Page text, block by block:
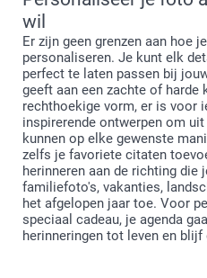
wil
Er zijn geen grenzen aan hoe
personaliseren. Je kunt elk
perfect te laten passen bij
geeft aan een zachte of harde
rechthoekige vorm, er is voor
inspirerende ontwerpen om
kunnen op elke gewenste
zelfs je favoriete citaten
herinneren aan de richting
familiefoto's, vakanties,
het afgelopen jaar toe. Voor
speciaal cadeau, je agenda
herinneringen tot leven en blijf